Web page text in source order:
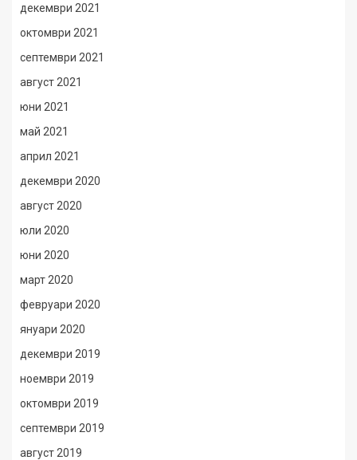
декември 2021
октомври 2021
септември 2021
август 2021
юни 2021
май 2021
април 2021
декември 2020
август 2020
юли 2020
юни 2020
март 2020
февруари 2020
януари 2020
декември 2019
ноември 2019
октомври 2019
септември 2019
август 2019